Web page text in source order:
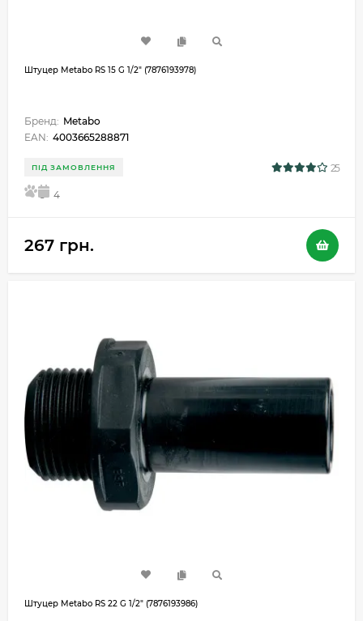
Штуцер Metabo RS 15 G 1/2" (7876193978)
Бренд: Metabo
EAN: 4003665288871
ПІД ЗАМОВЛЕННЯ 25
5 4
267 грн.
Штуцер Metabo RS 22 G 1/2" (7876193986)